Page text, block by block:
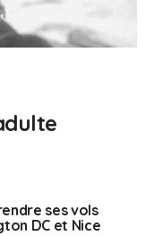
ses vols
DC et Nice